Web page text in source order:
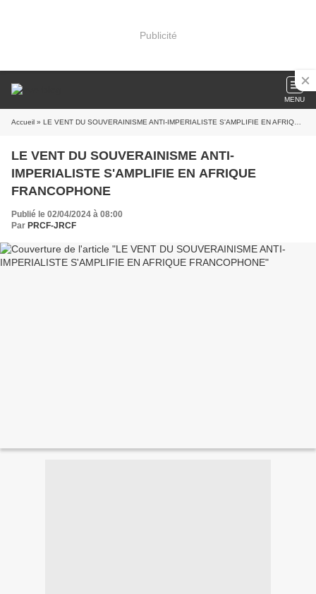
Publicité
MENU
Accueil » LE VENT DU SOUVERAINISME ANTI-IMPERIALISTE S'AMPLIFIE EN AFRIQUE FRANCOPHONE
LE VENT DU SOUVERAINISME ANTI-
IMPERIALISTE S'AMPLIFIE EN AFRIQUE
FRANCOPHONE
Publié le 02/04/2024 à 08:00
Par PRCF-JRCF